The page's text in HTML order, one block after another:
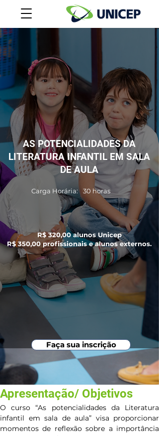
AS POTENCIALIDADES DA
LITERATURA INFANTIL EM SALA
DE AULA
Carga Horária: 30 horas
R$ 320,00 alunos Unicep
R$ 350,00 profissionais e alunos externos.
Faça sua inscrição
Apresentação/ Objetivos
O curso “As potencialidades da Literatura
infantil em sala de aula” visa proporcionar
momentos de reflexão sobre a importância